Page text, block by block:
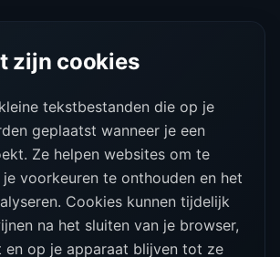
zijn cookies
tekstbestanden die op je
geplaatst wanneer je een
Ze helpen websites om te
voorkeuren te onthouden en het
Cookies kunnen tijdelijk
na het sluiten van je browser,
en op je apparaat blijven tot ze